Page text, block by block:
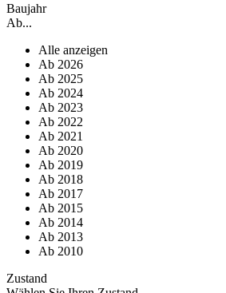
Baujahr
Ab...
Alle anzeigen
Ab 2026
Ab 2025
Ab 2024
Ab 2023
Ab 2022
Ab 2021
Ab 2020
Ab 2019
Ab 2018
Ab 2017
Ab 2015
Ab 2014
Ab 2013
Ab 2010
Zustand